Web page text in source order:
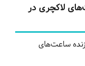
لاکچری در
ساعت‌های